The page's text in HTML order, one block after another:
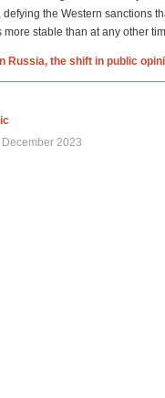
the Western sanctions
more stable than at any other
Russia, the shift in public
2023